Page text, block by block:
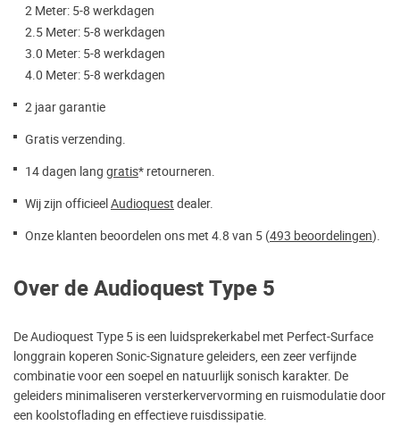
2 Meter: 5-8 werkdagen
2.5 Meter: 5-8 werkdagen
3.0 Meter: 5-8 werkdagen
4.0 Meter: 5-8 werkdagen
2 jaar garantie
Gratis verzending.
14 dagen lang gratis* retourneren.
Wij zijn officieelAudioquest dealer.
Onze klanten beoordelen ons met 4.8 van 5 (493 beoordelingen).
Over de Audioquest Type 5
De Audioquest Type 5 is een luidsprekerkabel met Perfect-Surface
longgrain koperen Sonic-Signature geleiders, een zeer verfijnde
combinatie voor een soepel en natuurlijk sonisch karakter. De
geleiders minimaliseren versterkervervorming en ruismodulatie door
een koolstoflading en effectieve ruisdissipatie.